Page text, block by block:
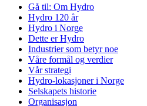
Gå til: Om Hydro
Hydro 120 år
Hydro i Norge
Dette er Hydro
Industrier som betyr noe
Våre formål og verdier
Vår strategi
Hydro-lokasjoner i Norge
Selskapets historie
Organisasjon